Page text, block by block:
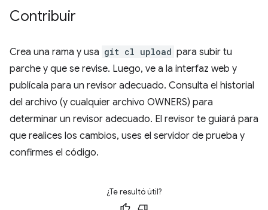
Contribuir
Crea una rama y usa git cl upload para subir tu
parche y que se revise. Luego, ve a la interfaz web y
publícala para un revisor adecuado. Consulta el historial
del archivo (y cualquier archivo OWNERS) para
determinar un revisor adecuado. El revisor te guiará para
que realices los cambios, uses el servidor de prueba y
confirmes el código.
¿Te resultó útil?